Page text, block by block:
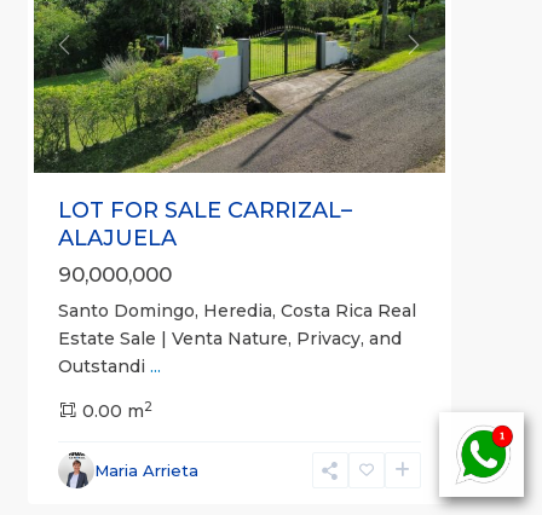
Previous Next
LOT FOR SALE CARRIZAL–
ALAJUELA
90,000,000
Santo Domingo, Heredia, Costa Rica Real
Estate Sale | Venta Nature, Privacy, and
Outstandi ...
0.00 m2
Maria Arrieta
La
Montes
Oro,
Puntarenas